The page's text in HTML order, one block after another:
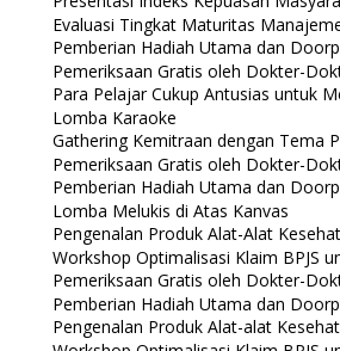
Evaluasi Tingkat Maturitas
Pemberian Hadiah Utama dan
Pemeriksaan Gratis oleh Dokter-
Para Pelajar Cukup Antusias untuk
Lomba Karaoke
Gathering Kemitraan dengan Tema
Pemeriksaan Gratis oleh Dokter-
Pemberian Hadiah Utama dan
Lomba Melukis di Atas Kanvas
Pengenalan Produk Alat-Alat
Workshop Optimalisasi Klaim BPJS
Pemeriksaan Gratis oleh Dokter-
Pemberian Hadiah Utama dan
Pengenalan Produk Alat-alat